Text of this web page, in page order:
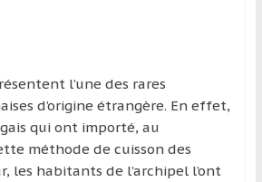
l’une des rares
d’origine étrangère. En effet,
qui ont importé, au
méthode de cuisson des
les habitants de l’archipel l’ont